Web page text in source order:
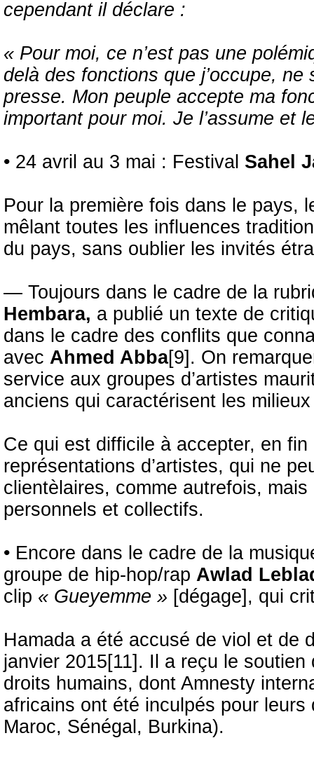
cependant il déclare :
« Pour moi, ce n’est pas une
delà des fonctions que j’occupe,
presse. Mon peuple accepte ma
important pour moi. Je l’assume et
• 24 avril au 3 mai : Festival Sahel
Pour la première fois dans le pays,
mêlant toutes les influences
du pays, sans oublier les invités
— Toujours dans le cadre de la
Hembara, a publié un texte de
dans le cadre des conflits que
avec Ahmed Abba[9]. On
service aux groupes d’artistes
anciens qui caractérisent les
Ce qui est difficile à accepter, en
représentations d’artistes, qui ne
clientèlaires, comme autrefois,
personnels et collectifs.
• Encore dans le cadre de la
groupe de hip-hop/rap Awlad
clip « Gueyemme » [dégage], qui
Hamada a été accusé de viol et de
janvier 2015[11]. Il a reçu le
droits humains, dont Amnesty
africains ont été inculpés pour
Maroc, Sénégal, Burkina).